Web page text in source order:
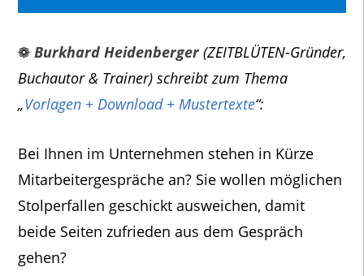
❁ Burkhard Heidenberger(ZEITBLÜTEN-Gründer,
Buchautor & Trainer) schreibt zum Thema
„Vorlagen + Download + Mustertexte“:
Bei Ihnen im Unternehmen stehen in Kürze
Mitarbeitergespräche an? Sie wollen möglichen
Stolperfallen geschickt ausweichen, damit
beide Seiten zufrieden aus dem Gespräch
gehen?